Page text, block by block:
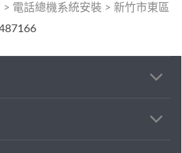
> 電話總機系統安裝 > 新竹市東區